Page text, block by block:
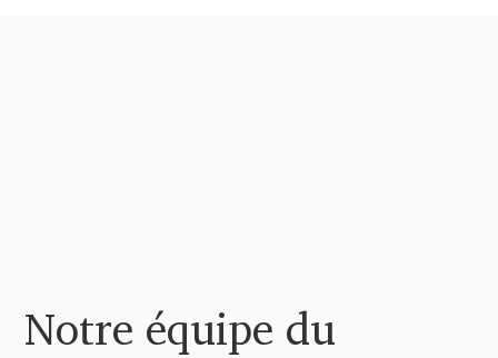
Notre équipe du